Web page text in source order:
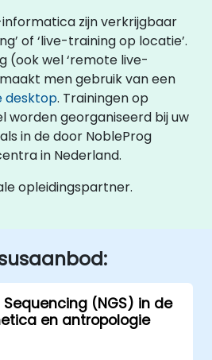
zijn verkrijgbaar
of ‘live-training op locatie’.
(ook wel ‘remote live-
men gebruik van een
desktop. Trainingen op
worden georganiseerd bij uw
in de door NobleProg
in Nederland.
opleidingspartner.
(NGS) in de
en antropologie